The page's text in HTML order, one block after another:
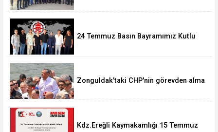
24 Temmuz Basın Bayramımız Kutlu
Zonguldak'taki CHP'nin görevden alma
Kdz.Ereğli Kaymakamlığı 15 Temmuz